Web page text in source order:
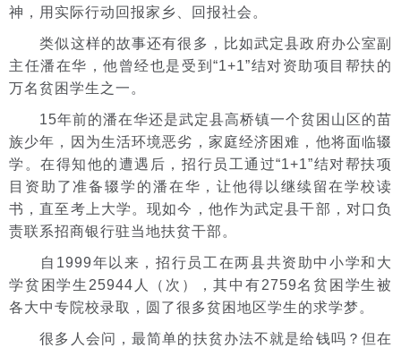
神，用实际行动回报家乡、回报社会。
类似这样的故事还有很多，比如武定县政府办公室副
主任潘在华，他曾经也是受到“1+1”结对资助项目帮扶的
万名贫困学生之一。
15年前的潘在华还是武定县高桥镇一个贫困山区的苗
族少年，因为生活环境恶劣，家庭经济困难，他将面临辍
学。在得知他的遭遇后，招行员工通过“1+1”结对帮扶项
目资助了准备辍学的潘在华，让他得以继续留在学校读
书，直至考上大学。现如今，他作为武定县干部，对口负
责联系招商银行驻当地扶贫干部。
自1999年以来，招行员工在两县共资助中小学和大
学贫困学生25944人（次），其中有2759名贫困学生被
各大中专院校录取，圆了很多贫困地区学生的求学梦。
很多人会问，最简单的扶贫办法不就是给钱吗？但在